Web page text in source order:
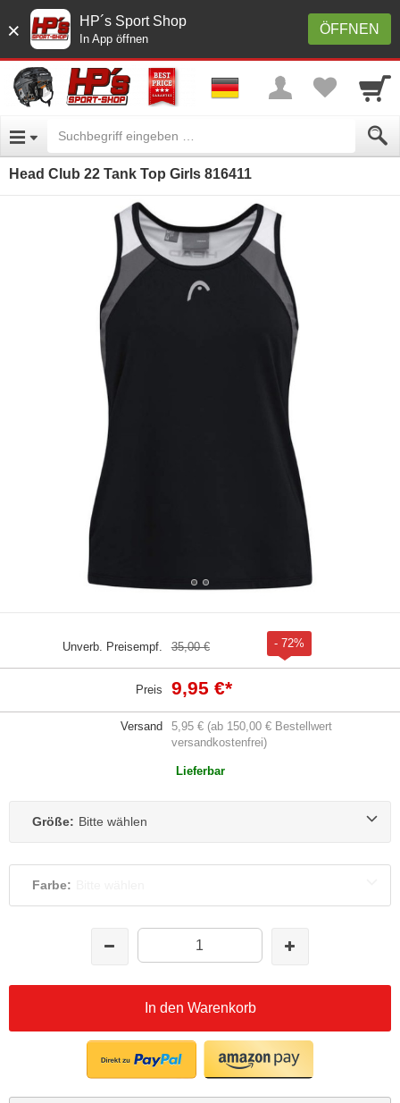
× ÖFFNEN
HP´s Sport Shop
In App öffnen
Head Club 22 Tank Top Girls 816411
Unverb. Preisempf. 35,00 € - 72%
Preis 9,95 €*
Versand
5,95 € (ab 150,00 € Bestellwert
versandkostenfrei)
Lieferbar
Größe: Bitte wählen
Farbe:
In den Warenkorb